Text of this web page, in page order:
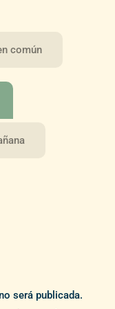
común
será publicada.